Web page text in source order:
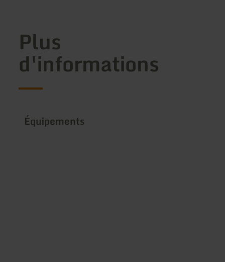
Plus
d'informations
Équipements